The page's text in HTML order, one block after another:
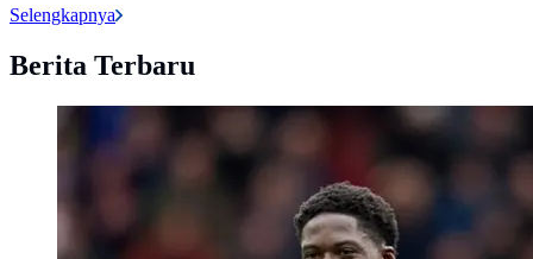
Selengkapnya
Berita Terbaru